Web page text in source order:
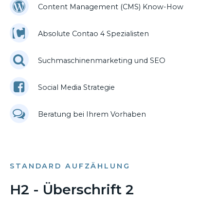
Content Management (CMS) Know-How
Absolute Contao 4 Spezialisten
Suchmaschinenmarketing und SEO
Social Media Strategie
Beratung bei Ihrem Vorhaben
STANDARD AUFZÄHLUNG
H2 - Überschrift 2